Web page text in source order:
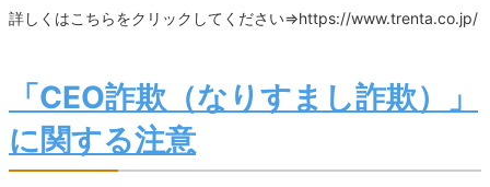
詳しくはこちらをクリックしてください⇒https://www.trenta.co.jp/
「CEO詐欺（なりすまし詐欺）」
に関する注意